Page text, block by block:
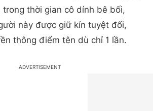
trong thời gian cô dính bê bối,
này được giữ kín tuyệt đối,
thông điểm tên dù chỉ 1 lần.